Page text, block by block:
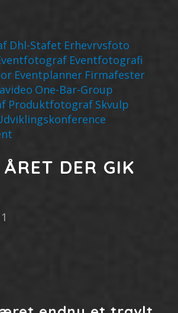
DER GIK
Dhl-Stafet Erhevrvsfoto
Eventfotografi
Eventplanner Firmafester
One-Bar-Group
Produktfotograf Skvulp